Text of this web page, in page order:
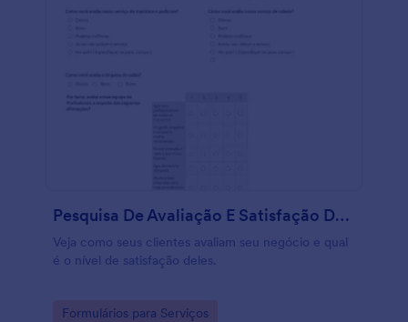
Pesquisa De Avaliação E Satisfação De Clientes
Veja como seus clientes avaliam seu negócio e qual
é o nível de satisfação deles.
Go to Category:
Formulários para Serviços